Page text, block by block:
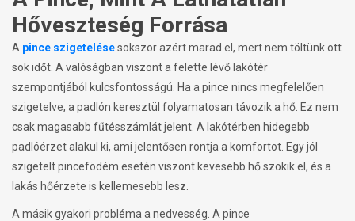
Hőveszteség Forrása
A pince szigetelésesokszor azért marad el, mert nem töltünk ott
sok időt. A valóságban viszont a felette lévő lakótér
szempontjából kulcsfontosságú. Ha a pince nincs megfelelően
szigetelve, a padlón keresztül folyamatosan távozik a hő. Ez nem
csak magasabb fűtésszámlát jelent. A lakótérben hidegebb
padlóérzet alakul ki, ami jelentősen rontja a komfortot. Egy jól
szigetelt pincefödém esetén viszont kevesebb hő szökik el, és a
lakás hőérzete is kellemesebb lesz.
A másik gyakori probléma a nedvesség. A pince